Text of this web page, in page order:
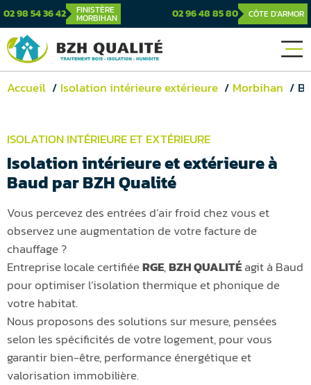
02 98 54 36 42 FINISTÈRE
MORBIHAN 02 96 48 85 80 CÔTE D'ARMOR
Accueil Isolation intérieure extérieure Morbihan
ISOLATION INTÉRIEURE ET EXTÉRIEURE
Isolation intérieure et extérieure à
Baud par BZH Qualité
Vous percevez des entrées d’air froid chez vous et
observez une augmentation de votre facture de
chauffage ?
Entreprise locale certifiéeRGE,BZH QUALITÉagit à Baud
pour optimiser l’isolation thermique et phonique de
votre habitat.
Nous proposons des solutions sur mesure, pensées
selon les spécificités de votre logement, pour vous
garantir bien-être, performance énergétique et
valorisation immobilière.